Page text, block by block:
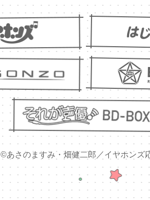
©あさのますみ・畑健二郎／イヤホンズ